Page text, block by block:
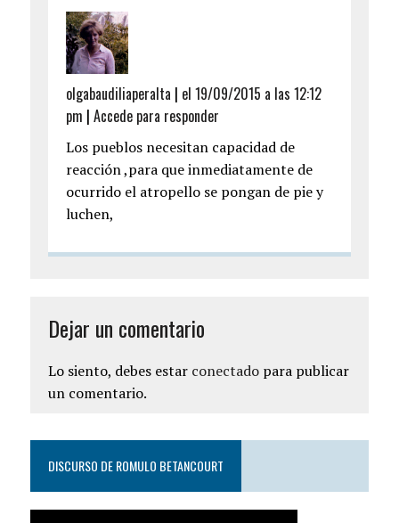
olgabaudiliaperalta | el 19/09/2015 a las 12:12
pm | Accede para responder
Los pueblos necesitan capacidad de
reacción ,para que inmediatamente de
ocurrido el atropello se pongan de pie y
luchen,
Dejar un comentario
Lo siento, debes estar conectadopara publicar
un comentario.
DISCURSO DE ROMULO BETANCOURT